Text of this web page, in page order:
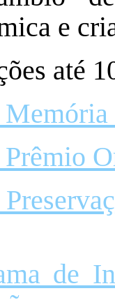
e
até
de